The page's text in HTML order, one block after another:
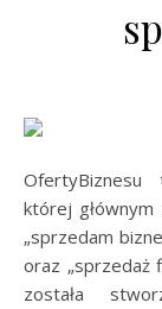
OfertyBiznesu
której
„sprzedam
oraz „sprzedaż
została